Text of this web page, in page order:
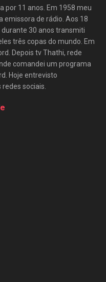
por 11 anos. Em 1958 meu
emissora de rádio. Aos 18
30 anos transmiti
três copas do mundo. Em
Depois tv Thathi, rede
comandei um programa
Hoje entrevisto
sociais.